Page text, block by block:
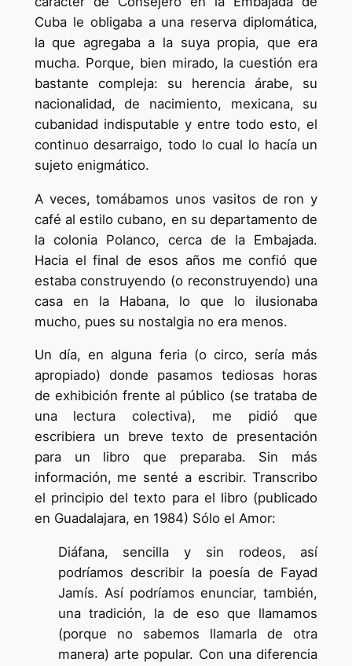
Cuba le obligaba a una reserva diplomática,
la que agregaba a la suya propia, que era
mucha. Porque, bien mirado, la cuestión era
bastante compleja: su herencia árabe, su
nacionalidad, de nacimiento, mexicana, su
cubanidad indisputable y entre todo esto, el
continuo desarraigo, todo lo cual lo hacía un
sujeto enigmático.
A veces, tomábamos unos vasitos de ron y
café al estilo cubano, en su departamento de
la colonia Polanco, cerca de la Embajada.
Hacia el final de esos años me confió que
estaba construyendo (o reconstruyendo) una
casa en la Habana, lo que lo ilusionaba
mucho, pues su nostalgia no era menos.
Un día, en alguna feria (o circo, sería más
apropiado) donde pasamos tediosas horas
de exhibición frente al público (se trataba de
una lectura colectiva), me pidió que
escribiera un breve texto de presentación
para un libro que preparaba. Sin más
información, me senté a escribir. Transcribo
el principio del texto para el libro (publicado
en Guadalajara, en 1984) Sólo el Amor:
Diáfana, sencilla y sin rodeos, así
podríamos describir la poesía de Fayad
Jamís. Así podríamos enunciar, también,
una tradición, la de eso que llamamos
(porque no sabemos llamarla de otra
manera) arte popular. Con una diferencia